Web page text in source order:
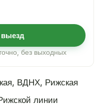
выезд
без выходных
ВДНХ, Рижская
линии